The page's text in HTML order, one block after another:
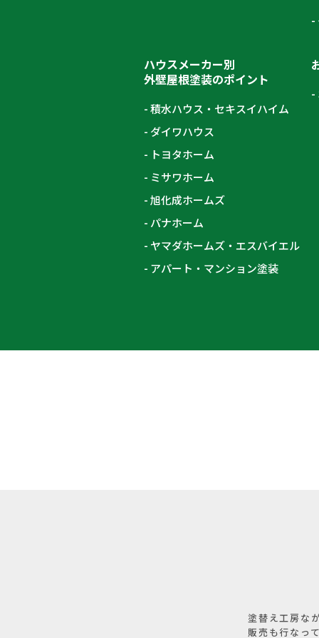
ハウスメーカー別
外壁屋根塗装のポイント
積水ハウス・セキスイハイム
ダイワハウス
トヨタホーム
ミサワホーム
旭化成ホームズ
パナホーム
ヤマダホームズ・エスバイエル
アパート・マンション塗装
塗替え工房な
販売も行なっ